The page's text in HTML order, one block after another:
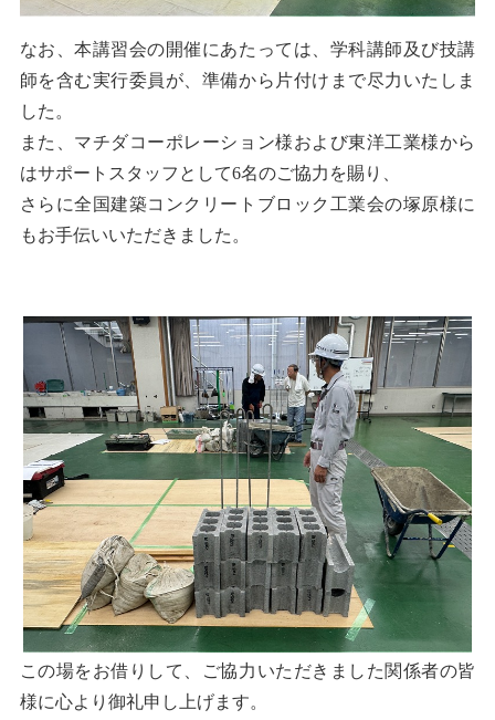
なお、本講習会の開催にあたっては、学科講師及び技講
師を含む実行委員が、準備から片付けまで尽力いたしま
した。
また、マチダコーポレーション様および東洋工業様から
はサポートスタッフとして6名のご協力を賜り、
さらに全国建築コンクリートブロック工業会の塚原様に
もお手伝いいただきました。
この場をお借りして、ご協力いただきました関係者の皆
様に心より御礼申し上げます。